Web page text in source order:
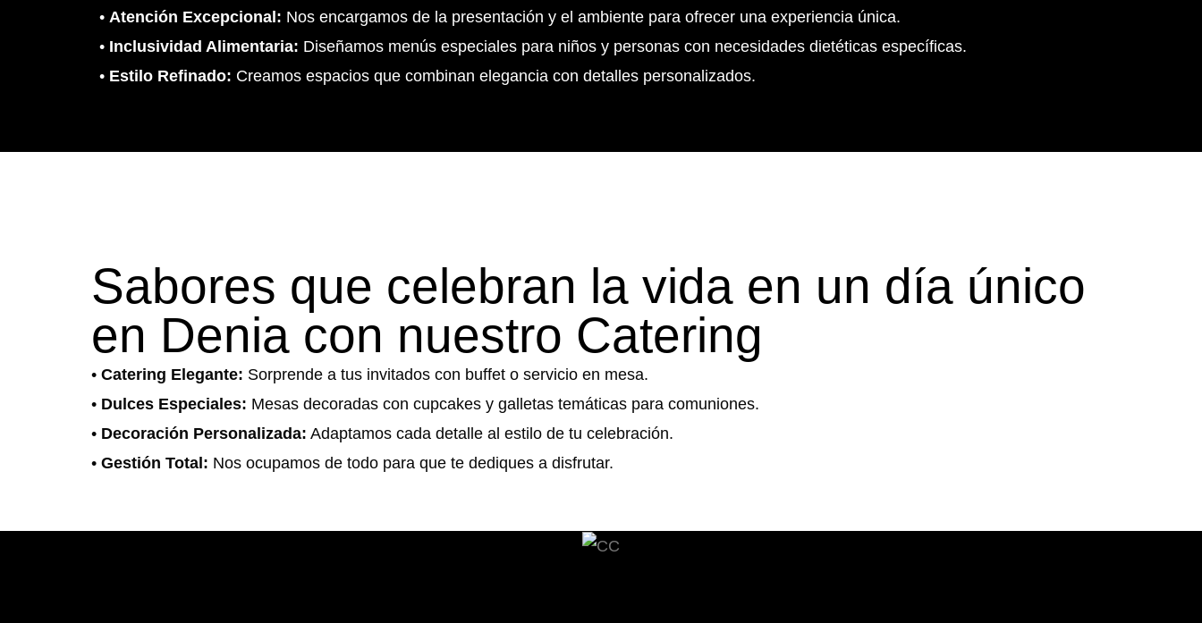
• Atención Excepcional: Nos encargamos de la presentación y el ambiente para ofrecer una experiencia única.
• Inclusividad Alimentaria: Diseñamos menús especiales para niños y personas con necesidades dietéticas específicas.
• Estilo Refinado: Creamos espacios que combinan elegancia con detalles personalizados.
Sabores que celebran la vida en un día único
en Denia con nuestro Catering
• Catering Elegante: Sorprende a tus invitados con buffet o servicio en mesa.
• Dulces Especiales: Mesas decoradas con cupcakes y galletas temáticas para comuniones.
• Decoración Personalizada: Adaptamos cada detalle al estilo de tu celebración.
• Gestión Total: Nos ocupamos de todo para que te dediques a disfrutar.